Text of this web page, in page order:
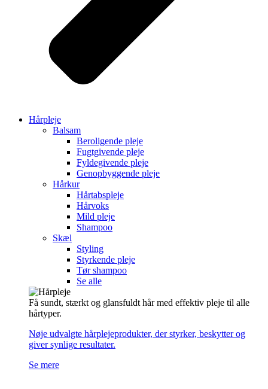
Hårpleje
Balsam
Beroligende pleje
Fugtgivende pleje
Fyldegivende pleje
Genopbyggende pleje
Hårkur
Hårtabspleje
Hårvoks
Mild pleje
Shampoo
Skæl
Styling
Styrkende pleje
Tør shampoo
Se alle
Få sundt, stærkt og glansfuldt hår med effektiv pleje til alle
hårtyper.
Nøje udvalgte hårplejeprodukter, der styrker, beskytter og
giver synlige resultater.
Se mere